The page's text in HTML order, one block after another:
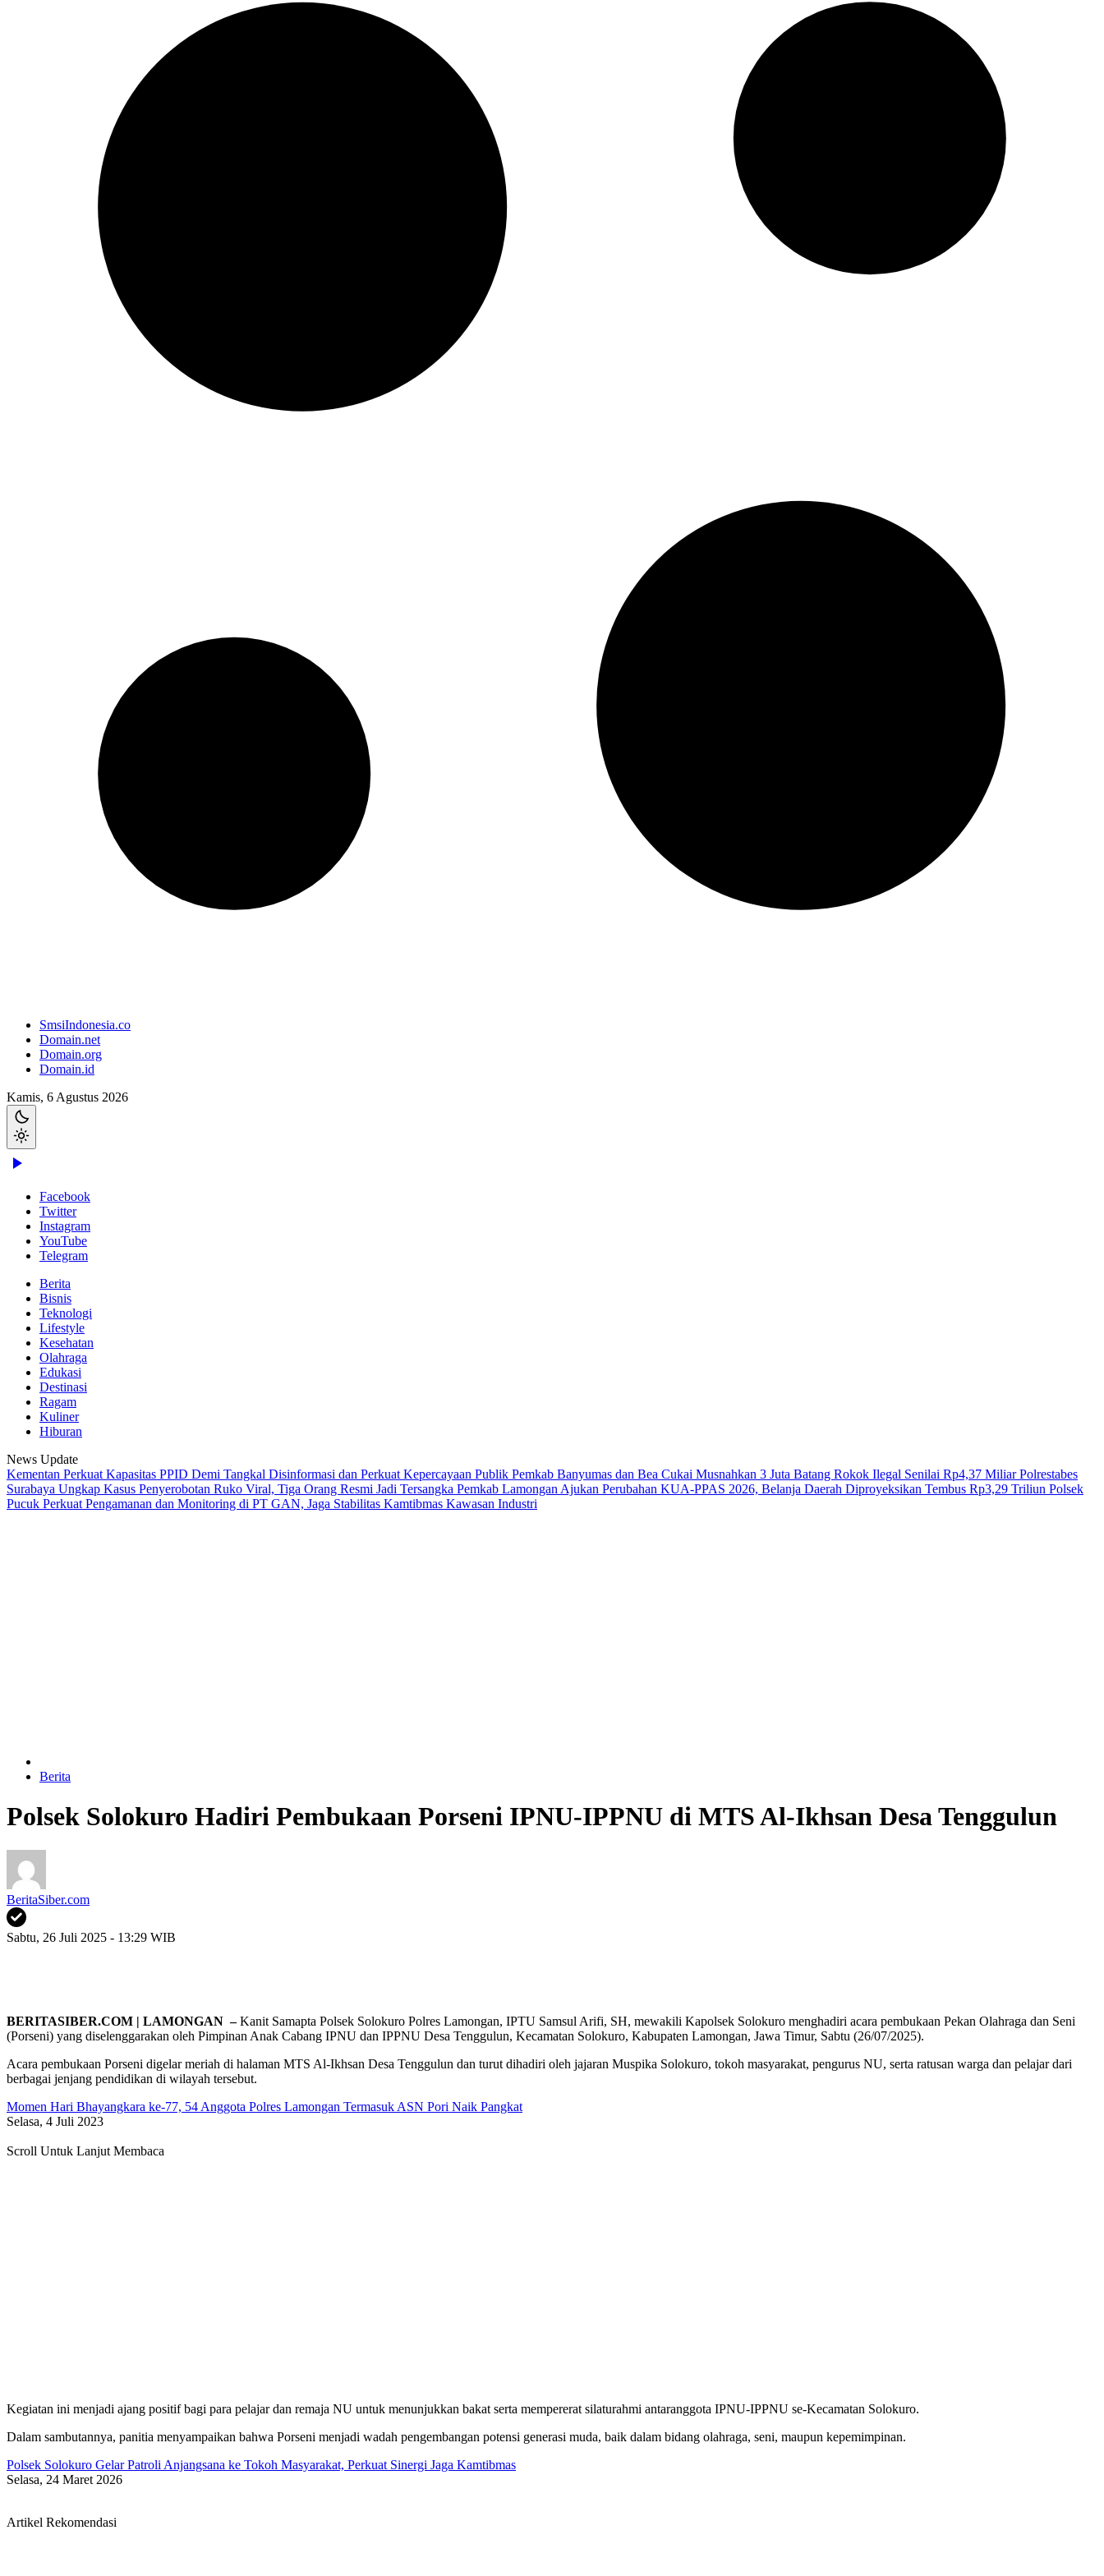
SmsiIndonesia.co
Domain.net
Domain.org
Domain.id
Kamis, 6 Agustus 2026
Facebook
Twitter
Instagram
YouTube
Telegram
Berita
Bisnis
Teknologi
Lifestyle
Kesehatan
Olahraga
Edukasi
Destinasi
Ragam
Kuliner
Hiburan
News Update
Kementan Perkuat Kapasitas PPID Demi Tangkal Disinformasi dan Perkuat Kepercayaan Publik Pemkab Banyumas dan Bea Cukai Musnahkan 3 Juta Batang Rokok Ilegal Senilai Rp4,37 MiliarPolrestabes
Surabaya Ungkap Kasus Penyerobotan Ruko Viral, Tiga Orang Resmi Jadi Tersangka Pemkab Lamongan Ajukan Perubahan KUA-PPAS 2026, Belanja Daerah Diproyeksikan Tembus Rp3,29 Triliun Polsek
Pucuk Perkuat Pengamanan dan Monitoring di PT GAN, Jaga Stabilitas Kamtibmas Kawasan Industri
Berita
Polsek Solokuro Hadiri Pembukaan Porseni IPNU-IPPNU di MTS Al-Ikhsan Desa Tenggulun
BeritaSiber.com
Sabtu, 26 Juli 2025 - 13:29 WIB
BERITASIBER.COM | LAMONGAN –Kanit Samapta Polsek Solokuro Polres Lamongan, IPTU Samsul Arifi, SH, mewakili Kapolsek Solokuro menghadiri acara pembukaan Pekan Olahraga dan Seni
(Porseni) yang diselenggarakan oleh Pimpinan Anak Cabang IPNU dan IPPNU Desa Tenggulun, Kecamatan Solokuro, Kabupaten Lamongan, Jawa Timur, Sabtu (26/07/2025).
Acara pembukaan Porseni digelar meriah di halaman MTS Al-Ikhsan Desa Tenggulun dan turut dihadiri oleh jajaran Muspika Solokuro, tokoh masyarakat, pengurus NU, serta ratusan warga dan pelajar dari
berbagai jenjang pendidikan di wilayah tersebut.
Momen Hari Bhayangkara ke-77, 54 Anggota Polres Lamongan Termasuk ASN Pori Naik Pangkat
Selasa, 4 Juli 2023
Scroll Untuk Lanjut Membaca
Kegiatan ini menjadi ajang positif bagi para pelajar dan remaja NU untuk menunjukkan bakat serta mempererat silaturahmi antaranggota IPNU-IPPNU se-Kecamatan Solokuro.
Dalam sambutannya, panitia menyampaikan bahwa Porseni menjadi wadah pengembangan potensi generasi muda, baik dalam bidang olahraga, seni, maupun kepemimpinan.
Polsek Solokuro Gelar Patroli Anjangsana ke Tokoh Masyarakat, Perkuat Sinergi Jaga Kamtibmas
Selasa, 24 Maret 2026
Artikel Rekomendasi